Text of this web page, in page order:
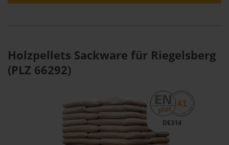
Holzpellets Sackware für Riegelsberg
(PLZ 66292)
DE314